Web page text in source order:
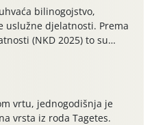
bilinogojstvo,
uslužne djelatnosti. Prema
(NKD 2025) to su
i 01.6. Djelatnost
je svako djelovanje na
proizvod koji
proizvod poput npr.
vino od […]
vrtu, jednogodišnja je
vrsta iz roda Tagetes.